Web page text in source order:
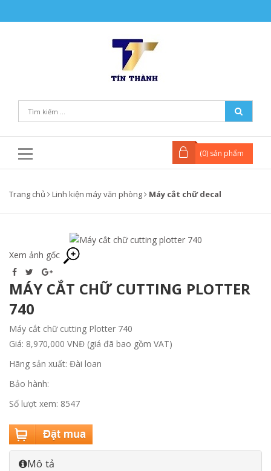
(0) sản phẩm
Trang chủ Linh kiện máy văn phòng Máy cắt chữ decal
Xem ảnh gốc
MÁY CẮT CHỮ CUTTING PLOTTER
740
Máy cắt chữ cutting Plotter 740
Giá: 8,970,000 VNĐ (giá đã bao gồm VAT)
Hãng sản xuất: Đài loan
Bảo hành:
Số lượt xem: 8547
Mô tả